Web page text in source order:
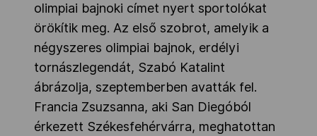
olimpiai bajnoki címet nyert sportolókat
örökítik meg. Az első szobrot, amelyik a
négyszeres olimpiai bajnok, erdélyi
tornászlegendát, Szabó Katalint
ábrázolja, szeptemberben avatták fel.
Francia Zsuzsanna, aki San Diegóból
érkezett Székesfehérvárra, meghatottan